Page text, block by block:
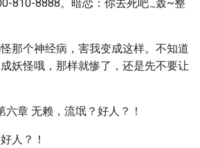
810-8888。暗恋：你去死吧~轰~整
那个神经病，害我变成这样。不知道
妖怪哦，那样就惨了，还是先不要让
章 无赖，流氓？好人？！
人？！